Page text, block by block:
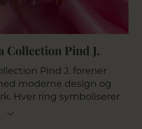
Collection Pind J.
Pind J. forener
moderne design og
Hver ring symboliserer
og stil, og kan bæres